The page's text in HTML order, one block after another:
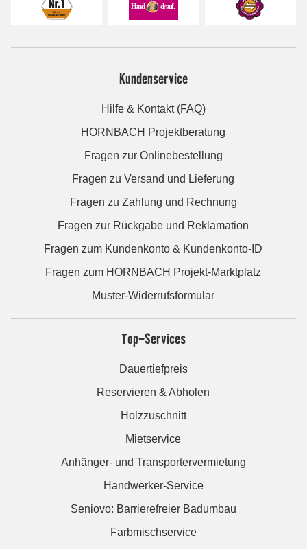
Kundenservice
Hilfe & Kontakt (FAQ)
HORNBACH Projektberatung
Fragen zur Onlinebestellung
Fragen zu Versand und Lieferung
Fragen zu Zahlung und Rechnung
Fragen zur Rückgabe und Reklamation
Fragen zum Kundenkonto & Kundenkonto-ID
Fragen zum HORNBACH Projekt-Marktplatz
Muster-Widerrufsformular
Top-Services
Dauertiefpreis
Reservieren & Abholen
Holzzuschnitt
Mietservice
Anhänger- und Transportervermietung
Handwerker-Service
Seniovo: Barrierefreier Badumbau
Farbmischservice